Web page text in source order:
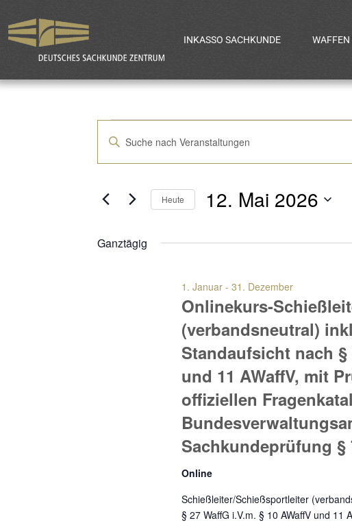
INKASSO SACHKUNDE
Veranstaltungen
Suche
Navigation
Bitte
Suche
Veranstaltungen
Heute 12. Mai 2026
wählen.
Ganztägig
Onlinekurs-
(verbandsneutral)
Standaufsicht nach §
und 11 AWaffV, mit
offiziellen
Sachkundeprüfung §
1. Januar -31. Dezember
Online
Schießleiter/Schießsportleiter
§ 27 WaffG i.V.m. § 10 AWaffV und 11